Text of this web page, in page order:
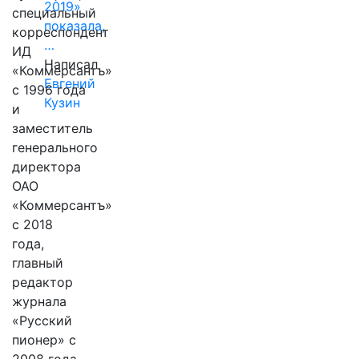
2019»
показала,
…
Написал
Евгений
Кузин
специальный
корреспондент
ИД
«Коммерсантъ»
с 1996 года
и
заместитель
генерального
директора
ОАО
«Коммерсантъ»
с 2018
года,
главный
редактор
журнала
«Русский
пионер» с